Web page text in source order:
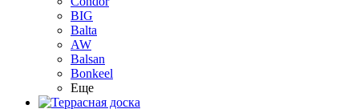
BIG
Balta
AW
Balsan
Bonkeel
Еще